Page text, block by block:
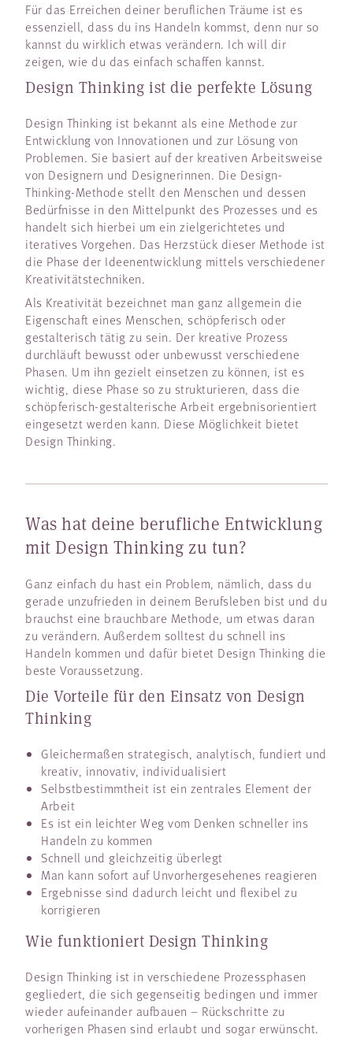
Für das Erreichen deiner beruflichen Träume ist es
essenziell, dass du ins Handeln kommst, denn nur so
kannst du wirklich etwas verändern. Ich will dir
zeigen, wie du das einfach schaffen kannst.
Design Thinking ist die perfekte Lösung
Design Thinking ist bekannt als eine Methode zur
Entwicklung von Innovationen und zur Lösung von
Problemen. Sie basiert auf der kreativen Arbeitsweise
von Designern und Designerinnen. Die Design-
Thinking-Methode stellt den Menschen und dessen
Bedürfnisse in den Mittelpunkt des Prozesses und es
handelt sich hierbei um ein zielgerichtetes und
iteratives Vorgehen. Das Herzstück dieser Methode ist
die Phase der Ideenentwicklung mittels verschiedener
Kreativitätstechniken.
Als Kreativität bezeichnet man ganz allgemein die
Eigenschaft eines Menschen, schöpferisch oder
gestalterisch tätig zu sein. Der kreative Prozess
durchläuft bewusst oder unbewusst verschiedene
Phasen. Um ihn gezielt einsetzen zu können, ist es
wichtig, diese Phase so zu strukturieren, dass die
schöpferisch-gestalterische Arbeit ergebnisorientiert
eingesetzt werden kann. Diese Möglichkeit bietet
Design Thinking.
Was hat deine berufliche Entwicklung
mit Design Thinking zu tun?
Ganz einfach du hast ein Problem, nämlich, dass du
gerade unzufrieden in deinem Berufsleben bist und du
brauchst eine brauchbare Methode, um etwas daran
zu verändern. Außerdem solltest du schnell ins
Handeln kommen und dafür bietet Design Thinking die
beste Voraussetzung.
Die Vorteile für den Einsatz von Design
Thinking
Gleichermaßen strategisch, analytisch, fundiert und
kreativ, innovativ, individualisiert
Selbstbestimmtheit ist ein zentrales Element der
Arbeit
Es ist ein leichter Weg vom Denken schneller ins
Handeln zu kommen
Schnell und gleichzeitig überlegt
Man kann sofort auf Unvorhergesehenes reagieren
Ergebnisse sind dadurch leicht und flexibel zu
korrigieren
Wie funktioniert Design Thinking
Design Thinking ist in verschiedene Prozessphasen
gegliedert, die sich gegenseitig bedingen und immer
wieder aufeinander aufbauen – Rückschritte zu
vorherigen Phasen sind erlaubt und sogar erwünscht.